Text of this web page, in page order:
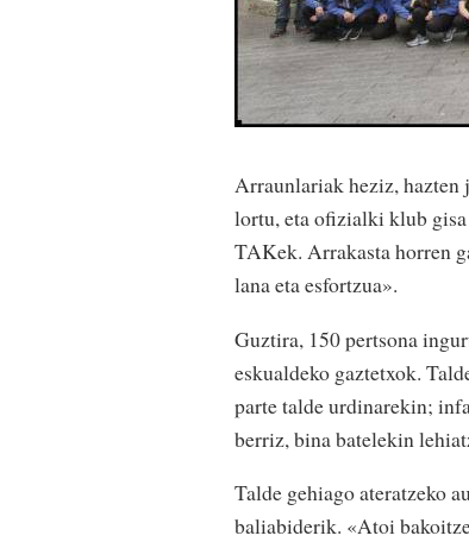
Arraunlariak heziz,
lortu, eta ofizialki klub
TAKek. Arrakasta horren
lana eta esfortzua».
Guztira, 150 pertsona
eskualdeko gaztetxok.
parte talde urdinarekin;
berriz, bina batelekin
Talde gehiago ateratzeko
baliabiderik. «Atoi